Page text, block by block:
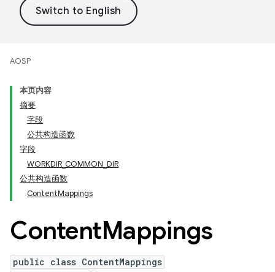
AOSP
本页内容
摘要
字段
公共构造函数
字段
WORKDIR_COMMON_DIR
公共构造函数
ContentMappings
ContentMappings
public class ContentMappings